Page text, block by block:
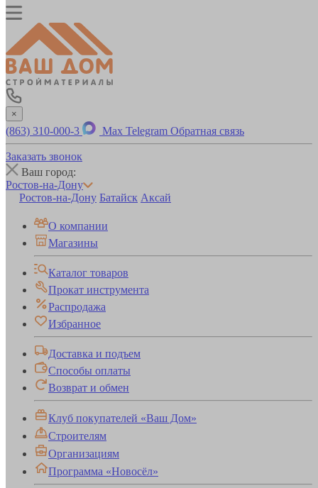
×
(863) 310-000-3 Max Telegram Обратная связь
Заказать звонок
Ваш город:
Ростов-на-Дону
Ростов-на-Дону Батайск Аксай
О компании
Магазины
Каталог товаров
Прокат инструмента
Распродажа
Избранное
Доставка и подъем
Способы оплаты
Возврат и обмен
Клуб покупателей «Ваш Дом»
Строителям
Организациям
Программа «Новосёл»